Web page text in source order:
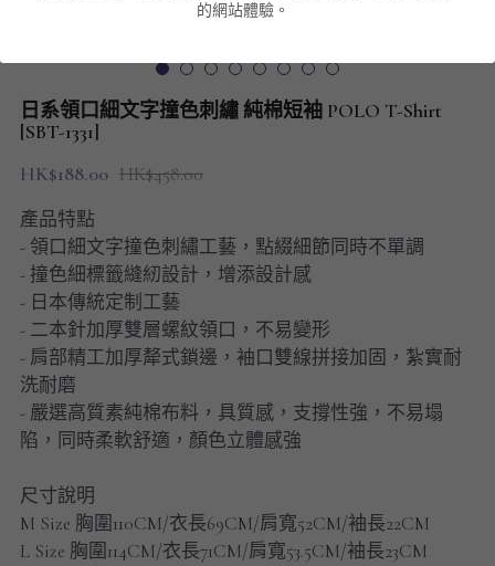
棒球外套
夾棉外套
連帽衛衣
九分褲
短褲
日系領口細文字撞色刺繡 純棉短袖 POLO T-Shirt
[SBT-1331]
HK$188.00 HK$458.00
產品特點
- 領口細文字撞色刺繡工藝，點綴細節同時不單調
- 撞色細標籤縫紉設計，增添設計感
- 日本傳統定制工藝
- 二本針加厚雙層螺紋領口，不易變形
- 肩部精工加厚犛式鎖邊，袖口雙線拼接加固，紮實耐
洗耐磨
- 嚴選高質素純棉布料，具質感，支撐性強，不易塌
陷，同時柔軟舒適，顏色立體感強
尺寸說明
M Size 胸圍110CM/衣長69CM/肩寬52CM/袖長22CM
L Size 胸圍114CM/衣長71CM/肩寬53.5CM/袖長23CM
配飾
頸鏈
男裝長袖T-SHIRT
HOT ITEMS
NEW ARRIVALS
男裝長褲
男士短褲
男裝九分褲
男裝外套
的網站體驗。